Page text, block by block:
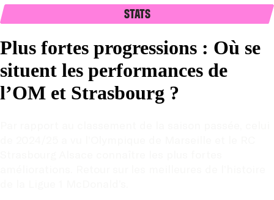
Stats
Plus fortes progressions : Où se
situent les performances de
l’OM et Strasbourg ?